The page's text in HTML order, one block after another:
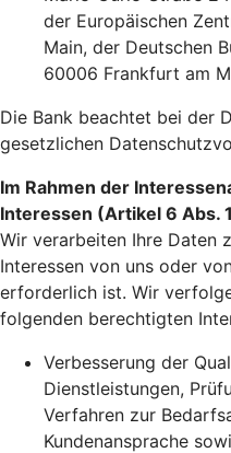
der Europäischen
Main, der Deutschen
60006 Frankfurt am
Die Bank beachtet bei der
gesetzlichen
Im Rahmen der
Interessen (Artikel 6 Abs.
Wir verarbeiten Ihre Daten
Interessen von uns oder
erforderlich ist. Wir
folgenden berechtigten
Verbesserung der
Dienstleistungen,
Verfahren zur
Kundenansprache